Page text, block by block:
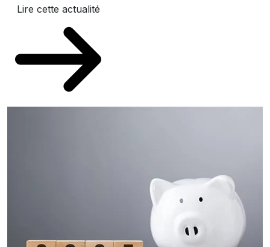
Lire cette actualité